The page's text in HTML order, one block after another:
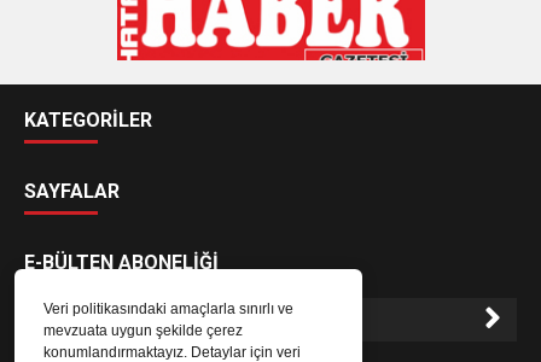
Veri politikasındaki amaçlarla sınırlı ve
mevzuata uygun şekilde çerez
konumlandırmaktayız. Detaylar için veri
KATEGORİLER
SAYFALAR
E-BÜLTEN ABONELİĞİ